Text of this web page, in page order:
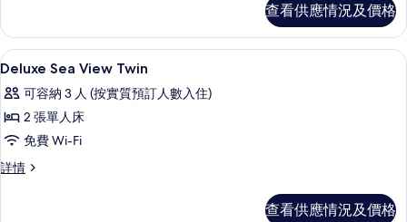
的
相
片
Room
的
片
Room
詳
情
查看供應情況及價格
載
入
所
有
Deluxe
Sea
4
Deluxe Sea View Twin
可容納 3 人 (按實質預訂人數入住)
2 張單人床
免費 Wi-Fi
詳情
Deluxe
查看供應情況及價格